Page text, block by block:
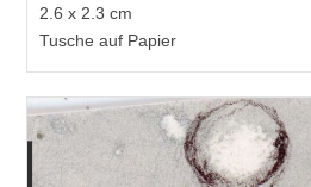
2.6 x 2.3 cm
Tusche auf Papier